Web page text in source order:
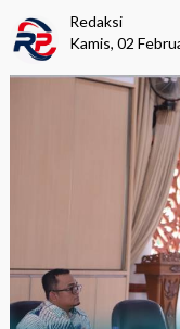
Redaksi
Kamis, 02